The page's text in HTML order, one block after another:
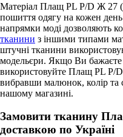
Матеріал Плащ PL P/D Ж 27
пошиття одягу на кожен день
напрямки моді дозволяють
тканини з іншими типами
штучні тканини
модельєри. Якщо Ви
використовуйте Плащ PL P/
вибравши малюнок, колір та
нашому магазині.
Замовити тканину
доставкою по Україні